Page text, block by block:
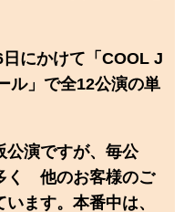
にかけて「COOL J
ル」で全12公演の単
演ですが、毎公
く 他のお客様のご
ます。本番中は、